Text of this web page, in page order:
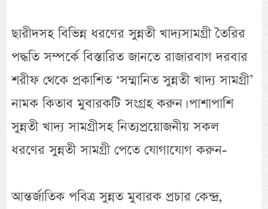
ছারীদসহ বিভিন্ন ধরণের সুন্নতী খাদ্যসামগ্রী তৈরির
পদ্ধতি সম্পর্কে বিস্তারিত জানতে রাজারবাগ দরবার
শরীফ থেকে প্রকাশিত ‘সম্মানিত সুন্নতী খাদ্য সামগ্রী’
নামক কিতাব মুবারকটি সংগ্রহ করুন। পাশাপাশি
সুন্নতী খাদ্য সামগ্রীসহ নিত্যপ্রয়োজনীয় সকল
ধরণের সুন্নতী সামগ্রী পেতে যোগাযোগ করুন-
আন্তর্জাতিক পবিত্র সুন্নত মুবারক প্রচার কেন্দ্র,